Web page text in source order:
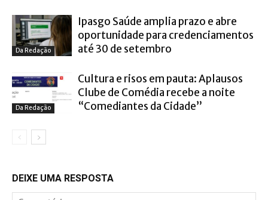
Da Redação
Ipasgo Saúde amplia prazo e abre
oportunidade para credenciamentos
até 30 de setembro
Da Redação
Cultura e risos em pauta: Aplausos
Clube de Comédia recebe a noite
“Comediantes da Cidade”
DEIXE UMA RESPOSTA